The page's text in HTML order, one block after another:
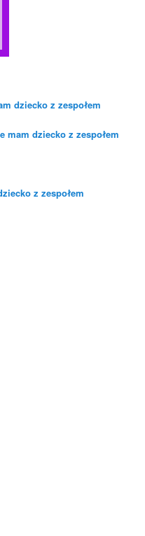
dziecko z zespołem
mam dziecko z zespołem
z zespołem